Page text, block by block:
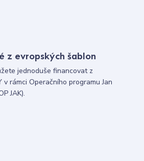
z evropských šablon
jednoduše financovat z
v rámci Operačního programu Jan
JAK).